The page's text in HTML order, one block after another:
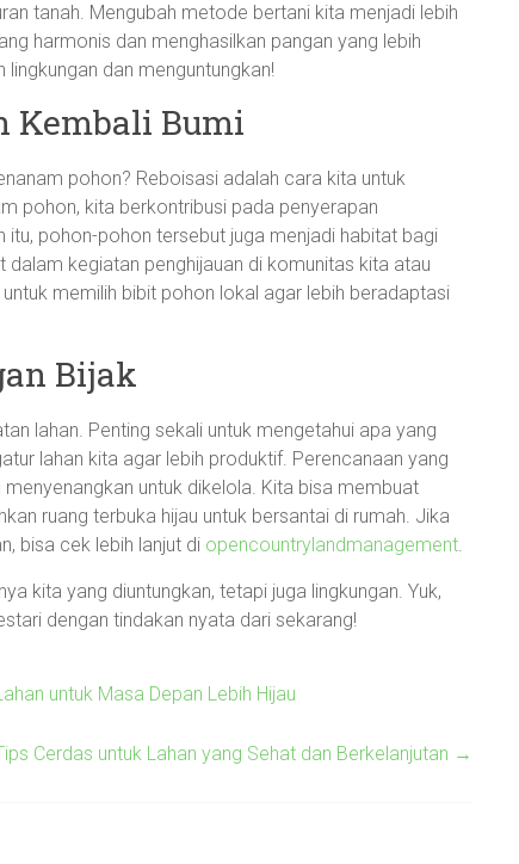
tanah. Mengubah metode bertani kita menjadi lebih
harmonis dan menghasilkan pangan yang lebih
dan menguntungkan!
Kembali Bumi
pohon? Reboisasi adalah cara kita untuk
pohon, kita berkontribusi pada penyerapan
pohon-pohon tersebut juga menjadi habitat bagi
kegiatan penghijauan di komunitas kita atau
memilih bibit pohon lokal agar lebih beradaptasi
Bijak
lahan. Penting sekali untuk mengetahui apa yang
lahan kita agar lebih produktif. Perencanaan yang
untuk dikelola. Kita bisa membuat
ruang terbuka hijau untuk bersantai di rumah. Jika
bisa cek lebih lanjut di opencountrylandmanagement.
kita yang diuntungkan, tetapi juga lingkungan. Yuk,
dengan tindakan nyata dari sekarang!
untuk Masa Depan Lebih Hijau
Cerdas untuk Lahan yang Sehat dan Berkelanjutan →